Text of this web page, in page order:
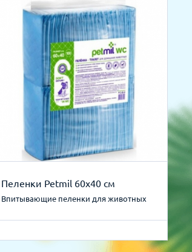
Пеленки Petmil 60х40 см
Впитывающие пеленки для животных